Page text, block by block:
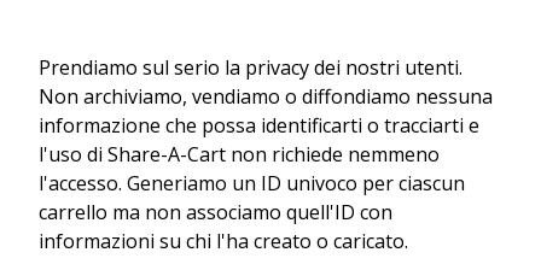
Prendiamo sul serio la privacy dei nostri utenti.
Non archiviamo, vendiamo o diffondiamo nessuna
informazione che possa identificarti o tracciarti e
l'uso di Share-A-Cart non richiede nemmeno
l'accesso. Generiamo un ID univoco per ciascun
carrello ma non associamo quell'ID con
informazioni su chi l'ha creato o caricato.